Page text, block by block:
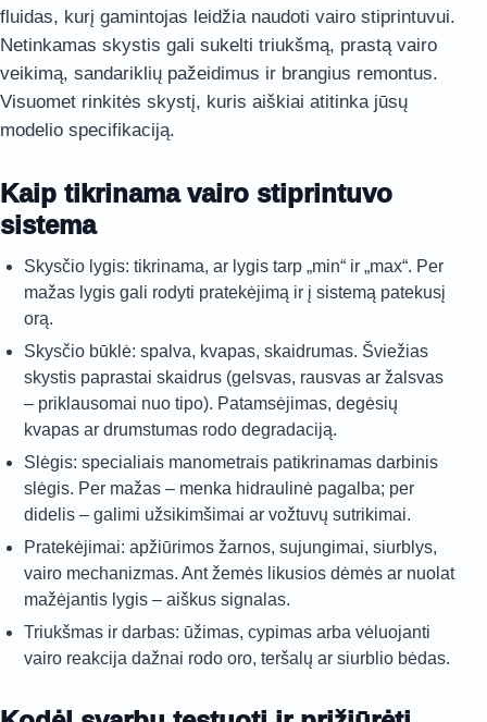
fluidas, kurį gamintojas leidžia naudoti vairo stiprintuvui.
Netinkamas skystis gali sukelti triukšmą, prastą vairo
veikimą, sandariklių pažeidimus ir brangius remontus.
Visuomet rinkitės skystį, kuris aiškiai atitinka jūsų
modelio specifikaciją.
Kaip tikrinama vairo stiprintuvo
sistema
Skysčio lygis: tikrinama, ar lygis tarp „min“ ir „max“. Per
mažas lygis gali rodyti pratekėjimą ir į sistemą patekusį
orą.
Skysčio būklė: spalva, kvapas, skaidrumas. Šviežias
skystis paprastai skaidrus (gelsvas, rausvas ar žalsvas
– priklausomai nuo tipo). Patamsėjimas, degėsių
kvapas ar drumstumas rodo degradaciją.
Slėgis: specialiais manometrais patikrinamas darbinis
slėgis. Per mažas – menka hidraulinė pagalba; per
didelis – galimi užsikimšimai ar vožtuvų sutrikimai.
Pratekėjimai: apžiūrimos žarnos, sujungimai, siurblys,
vairo mechanizmas. Ant žemės likusios dėmės ar nuolat
mažėjantis lygis – aiškus signalas.
Triukšmas ir darbas: ūžimas, cypimas arba vėluojanti
vairo reakcija dažnai rodo oro, teršalų ar siurblio bėdas.